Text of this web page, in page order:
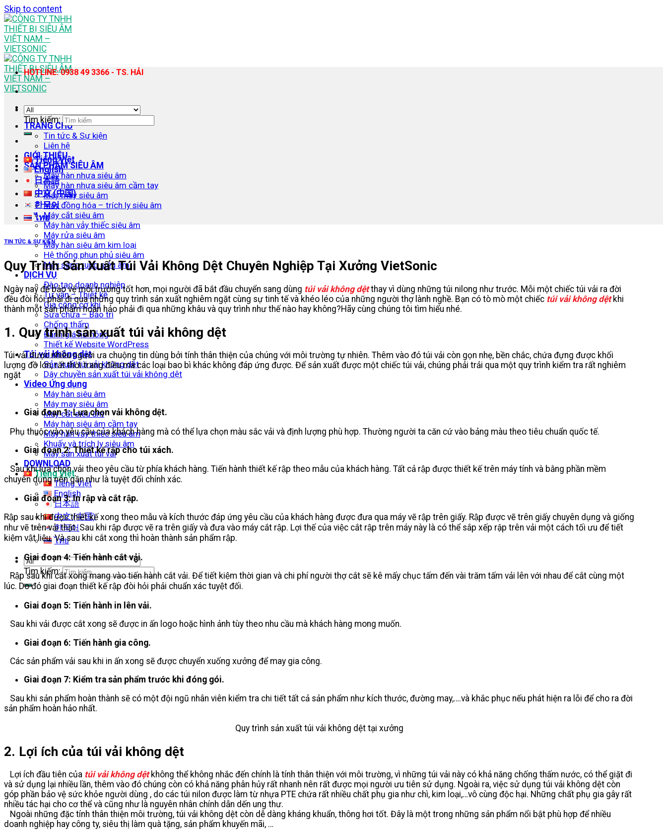
Skip to content
TRANG CHỦ
Tin tức & Sự kiện
Liên hệ
GIỚI THIỆU
SẢN PHẨM SIÊU ÂM
Máy hàn nhựa siêu âm
Máy hàn nhựa siêu âm cầm tay
Máy may siêu âm
Máy đồng hóa – trích ly siêu âm
Máy cắt siêu âm
Máy hàn vảy thiếc siêu âm
Máy rửa siêu âm
Máy hàn siêu âm kim loại
Hệ thống phun phủ siêu âm
Máy sàng rung siêu âm
DỊCH VỤ
Đào tạo doanh nghiệp
Tư vấn – Thiết kế
Gia công cơ khí
Sửa chữa – Bảo trì
Chống thấm
Đánh giá hư hỏng
Thiết kế Website WordPress
Túi vải không dệt
Sản xuất túi vải không dệt
Dây chuyền sản xuất túi vải không dệt
Video Ứng dụng
Máy hàn siêu âm
Máy may siêu âm
Máy cắt siêu âm
Máy hàn siêu âm cầm tay
Máy hàn vảy thiếc siêu âm
Khuấy và trích ly siêu âm
Máy sản xuất túi vải
DOWNLOAD
Tiếng Việt
Tiếng Việt
English
日本語
中文 (中国)
한국어
ไทย
Tìm kiếm:
HOTLINE: 0938 49 3366 - TS. HẢI
Tìm kiếm:
Tiếng Việt
English
日本語
中文 (中国)
한국어
ไทย
TIN TỨC & SỰ KIỆN
Quy Trình Sản Xuất Túi Vải Không Dệt Chuyên Nghiệp Tại Xưởng VietSonic
Ngày nay để bảo vệ môi trường tốt hơn, mọi người đã bắt đầu chuyển sang dùng túi vải không dệt thay vì dùng những túi nilong như trước. Mỗi một chiếc túi vải ra đời
đều đòi hỏi phải đi qua những quy trình sản xuất nghiêm ngặt cùng sự tinh tế và khéo léo của những người thợ lành nghề. Bạn có tò mò một chiếc túi vải không dệtkhi
thành một sản phẩm hoàn hảo phải đi qua những khâu và quy trình như thế nào hay không?Hãy cùng chúng tôi tìm hiểu nhé.
1. Quy trình sản xuất túi vải không dệt
Túi vải được nhiều người ưa chuộng tin dùng bởi tính thân thiện của chúng với môi trường tự nhiên. Thêm vào đó túi vải còn gọn nhẹ, bền chắc, chứa đựng được khối
lượng đồ lớn, rất thời trang điều mà các loại bao bì khác không đáp ứng được. Để sản xuất được một chiếc túi vải, chúng phải trải qua một quy trình kiểm tra rất nghiêm
ngặt
Giai đoạn 1: Lựa chọn vải không dệt.
Phụ thuộc vào yêu cầu của khách hàng mà có thể lựa chọn màu sắc vải và định lượng phù hợp. Thường người ta căn cứ vào bảng màu theo tiêu chuẩn quốc tế.
Giai đoạn 2: Thiết kế rập cho túi xách.
Sau khi lựa chọn vải theo yêu cầu từ phía khách hàng. Tiến hành thiết kế rập theo mẫu của khách hàng. Tất cả rập được thiết kế trên máy tính và bằng phần mềm
chuyên dụng nên gần như là tuyệt đối chính xác.
Giai đoạn 3: In rập và cắt rập.
Rập sau khi được thiết kế xong theo mẫu và kích thước đáp ứng yêu cầu của khách hàng được đưa qua máy vẽ rập trên giấy. Rập được vẽ trên giấy chuyên dụng và giống
như vẽ trên vải thật. Sau khi rập được vẽ ra trên giấy và đưa vào máy cắt rập. Lợi thế của việc cắt rập trên máy này là có thể sắp xếp rập trên vải một cách tối ưu để tiết
kiệm vật liệu. Và sau khi cắt xong thì hoàn thành sản phẩm rập.
Giai đoạn 4: Tiến hành cắt vải.
Rập sau khi cắt xong mang vào tiến hành cắt vải. Để tiết kiệm thời gian và chi phí người thợ cắt sẽ kê mấy chục tấm đến vài trăm tấm vải lên với nhau để cắt cùng một
lúc. Do đó giai đoạn thiết kế rập đòi hỏi phải chuẩn xác tuyệt đối.
Giai đoạn 5: Tiến hành in lên vải.
Sau khi vải được cắt xong sẽ được in ấn logo hoặc hình ảnh tùy theo nhu cầu mà khách hàng mong muốn.
Giai đoạn 6: Tiến hành gia công.
Các sản phẩm vải sau khi in ấn xong sẽ được chuyển xuống xưởng để may gia công.
Giai đoạn 7: Kiểm tra sản phẩm trước khi đóng gói.
Sau khi sản phẩm hoàn thành sẽ có một đội ngũ nhân viên kiểm tra chi tiết tất cả sản phẩm như kích thước, đường may,….và khắc phục nếu phát hiện ra lỗi để cho ra đời
sản phẩm hoàn hảo nhất.
Quy trình sản xuất túi vải không dệt tại xưởng
2. Lợi ích của túi vải không dệt
Lợi ích đầu tiên của túi vải không dệtkhông thể không nhắc đến chính là tính thân thiện với môi trường, vì những túi vải này có khả năng chống thấm nước, có thể giặt đi
và sử dụng lại nhiều lần, thêm vào đó chúng còn có khả năng phân hủy rất nhanh nên rất được mọi người ưu tiên sử dụng. Ngoài ra, việc sử dụng túi vải không dệt còn
góp phần bảo vệ sức khỏe người dùng , do các túi nilon được làm từ nhựa PTE chứa rất nhiều chất phụ gia như chì, kim loại,…vô cùng độc hại. Những chất phụ gia gây rất
nhiều tác hại cho cơ thể và cũng như là nguyên nhân chính dẫn dến ung thư.
Ngoài những đặc tính thân thiện môi trường, túi vải không dệt còn dễ dàng kháng khuẩn, thông hơi tốt. Đây là một trong những sản phẩm nổi bật phù hợp để nhiều
doanh nghiệp hay công ty, siêu thị làm quà tặng, sản phẩm khuyến mãi, …